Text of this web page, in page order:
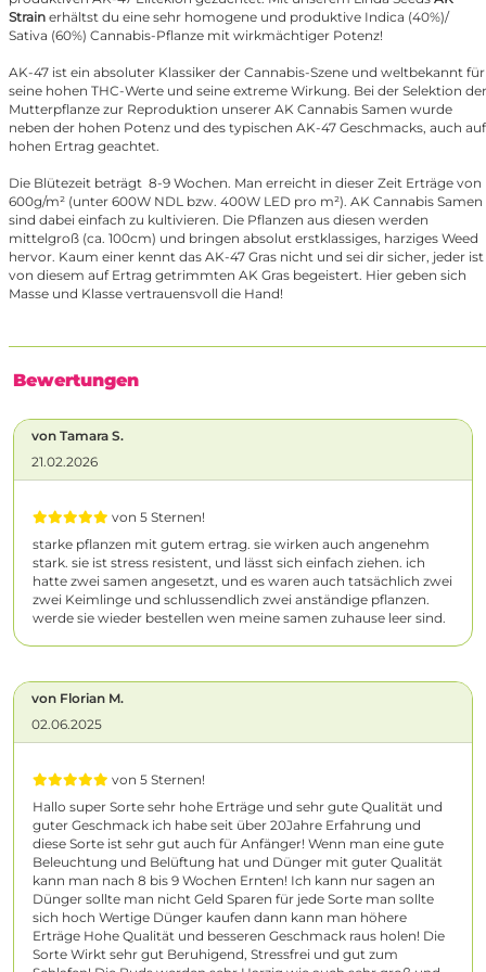
Strain erhältst du eine sehr homogene und produktive Indica (40%)/
Sativa (60%) Cannabis-Pflanze mit wirkmächtiger Potenz!
AK-47 ist ein absoluter Klassiker der Cannabis-Szene und weltbekannt für
seine hohen THC-Werte und seine extreme Wirkung. Bei der Selektion der
Mutterpflanze zur Reproduktion unserer AK Cannabis Samen wurde
neben der hohen Potenz und des typischen AK-47 Geschmacks, auch auf
hohen Ertrag geachtet.
Die Blütezeit beträgt 8-9 Wochen. Man erreicht in dieser Zeit Erträge von
600g/m² (unter 600W NDL bzw. 400W LED pro m²). AK Cannabis Samen
sind dabei einfach zu kultivieren. Die Pflanzen aus diesen werden
mittelgroß (ca. 100cm) und bringen absolut erstklassiges, harziges Weed
hervor. Kaum einer kennt das AK-47 Gras nicht und sei dir sicher, jeder ist
von diesem auf Ertrag getrimmten AK Gras begeistert. Hier geben sich
Masse und Klasse vertrauensvoll die Hand!
Bewertungen
von Tamara S.
21.02.2026
von 5 Sternen!
starke pflanzen mit gutem ertrag. sie wirken auch angenehm
stark. sie ist stress resistent, und lässt sich einfach ziehen. ich
hatte zwei samen angesetzt, und es waren auch tatsächlich zwei
zwei Keimlinge und schlussendlich zwei anständige pflanzen.
werde sie wieder bestellen wen meine samen zuhause leer sind.
von Florian M.
02.06.2025
von 5 Sternen!
Hallo super Sorte sehr hohe Erträge und sehr gute Qualität und
guter Geschmack ich habe seit über 20Jahre Erfahrung und
diese Sorte ist sehr gut auch für Anfänger! Wenn man eine gute
Beleuchtung und Belüftung hat und Dünger mit guter Qualität
kann man nach 8 bis 9 Wochen Ernten! Ich kann nur sagen an
Dünger sollte man nicht Geld Sparen für jede Sorte man sollte
sich hoch Wertige Dünger kaufen dann kann man höhere
Erträge Hohe Qualität und besseren Geschmack raus holen! Die
Sorte Wirkt sehr gut Beruhigend, Stressfrei und gut zum